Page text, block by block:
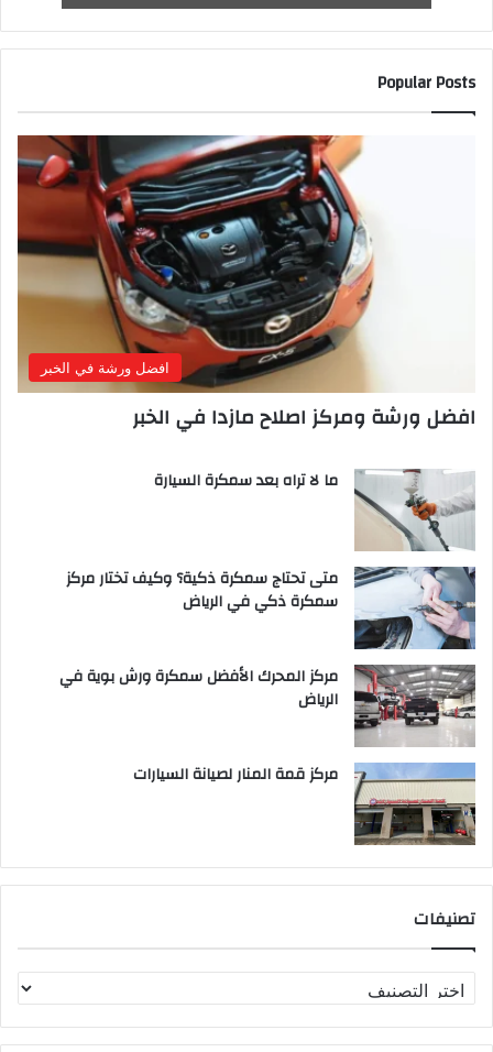
Popular Posts
افضل ورشة في الخبر
افضل ورشة ومركز اصلاح مازدا في الخبر
ما لا تراه بعد سمكرة السيارة
متى تحتاج سمكرة ذكية؟ وكيف تختار مركز
سمكرة ذكي في الرياض
مركز المحرك الأفضل سمكرة ورش بوية في
الرياض
مركز قمة المنار لصيانة السيارات
تصنيفات
ص
ن